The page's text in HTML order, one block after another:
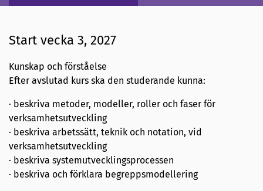
Start vecka 3, 2027
Kunskap och förståelse
Efter avslutad kurs ska den studerande kunna:
· beskriva metoder, modeller, roller och faser för
verksamhetsutveckling
· beskriva arbetssätt, teknik och notation, vid
verksamhetsutveckling
· beskriva systemutvecklingsprocessen
· beskriva och förklara begreppsmodellering